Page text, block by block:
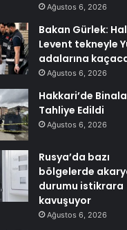
Ağustos 6, 2026
Bakan Gürlek:
Levent tekneyle
adalarına
Ağustos 6, 2026
Hakkari’de
Tahliye Edildi
Ağustos 6, 2026
Rusya’da bazı
bölgelerde
durumu istikrara
kavuşuyor
Ağustos 6, 2026